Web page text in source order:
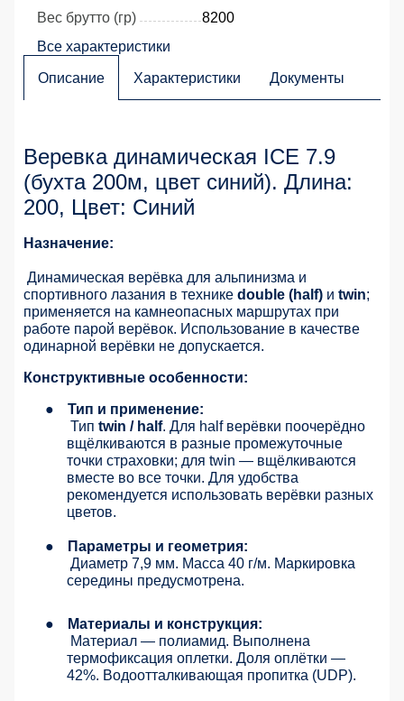
Вес брутто (гр)
8200
Все характеристики
Описание Характеристики Документы
Веревка динамическая ICE 7.9
(бухта 200м, цвет синий). Длина:
200, Цвет: Синий
Назначение:
Динамическая верёвка для альпинизма и
спортивного лазания в технике double (half) и twin;
применяется на камнеопасных маршрутах при
работе парой верёвок. Использование в качестве
одинарной верёвки не допускается.
Конструктивные особенности:
●
Тип и применение:
Тип twin / half. Для half верёвки поочерёдно
вщёлкиваются в разные промежуточные
точки страховки; для twin — вщёлкиваются
вместе во все точки. Для удобства
рекомендуется использовать верёвки разных
цветов.
●
Параметры и геометрия:
Диаметр 7,9 мм. Масса 40 г/м. Маркировка
середины предусмотрена.
●
Материалы и конструкция:
Материал — полиамид. Выполнена
термофиксация оплетки. Доля оплётки —
42%. Водоотталкивающая пропитка (UDP).